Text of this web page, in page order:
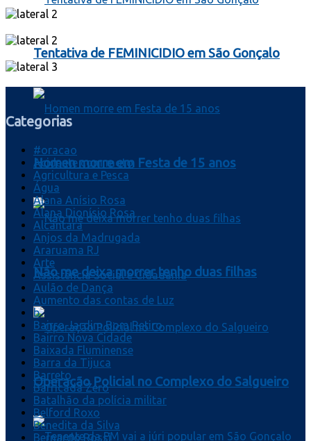
Tentativa de FEMINICIDIO em São Gonçalo
Homen morre em Festa de 15 anos
Não me deixa morrer tenho duas filhas
Operação Policial no Complexo do Salgueiro
Categorias
#oracao
Acidente com moto
Agricultura e Pesca
Água
Alana Anísio Rosa
Alana Dionísio Rosa
Alcântara
Anjos da Madrugada
Araruama RJ
Arte
Assistência Social e Cidadania
Aulão de Dança
Aumento das contas de Luz
b
Bairro Jardim Bom Retiro
Bairro Nova Cidade
Baixada Fluminense
Barra da Tijuca
Barreto
Barricada Zero
Batalhão da polícia militar
Belford Roxo
Benedita da Silva
Bernardo Rossi